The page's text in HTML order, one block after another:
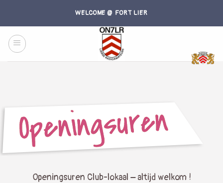
content
WELCOME @ FORT LIER
Openingsuren Club-lokaal – altijd welkom !